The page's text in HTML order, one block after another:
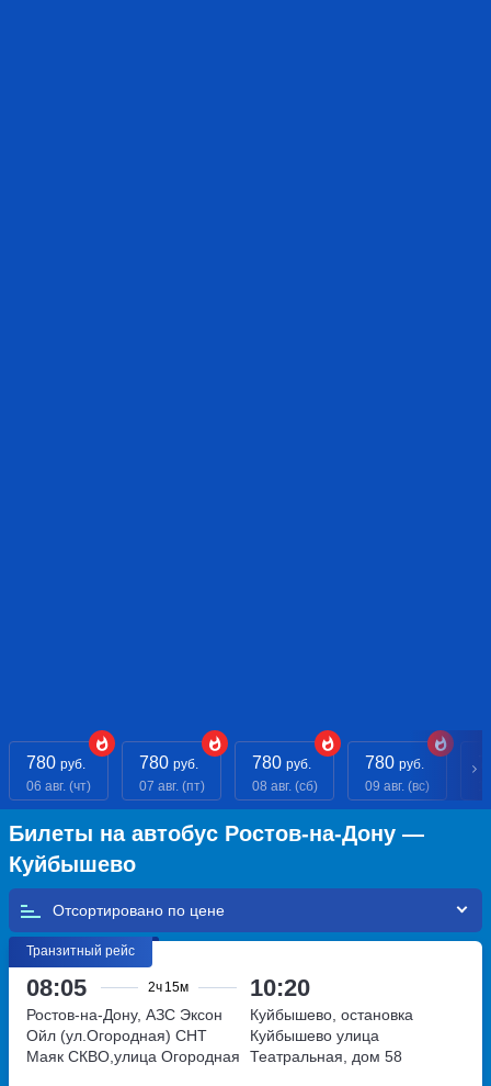
780 руб.
06 авг. (чт)
780 руб.
07 авг. (пт)
780 руб.
08 авг. (сб)
780 руб.
09 авг. (вс)
Билеты на автобус Ростов-на-Дону —
Куйбышево
Отсортировано по
Транзитный рейс
08:05 2ч 15м 10:20
Ростов-на-Дону, АЗС Эксон
Ойл (ул.Огородная) СНТ
Маяк СКВО,улица Огородная
Куйбышево, остановка
Куйбышево улица
Театральная, дом 58